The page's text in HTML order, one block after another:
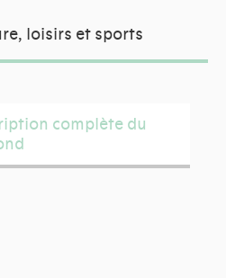
loisirs et sports
complète du